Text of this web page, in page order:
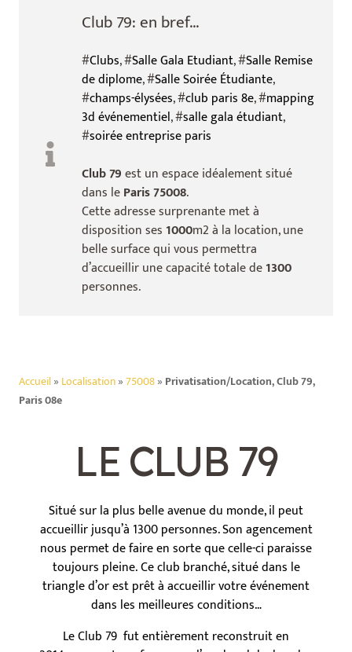
Club 79: en bref...
#Clubs, #Salle Gala Etudiant, #Salle Remise
de diplome, #Salle Soirée Étudiante,
#champs-élysées, #club paris 8e, #mapping
3d événementiel, #salle gala étudiant,
#soirée entreprise paris
Club 79est un espace idéalement situé
dans leParis 75008.
Cette adresse surprenante met à
disposition ses 1000m2 à la location, une
belle surface qui vous permettra
d’accueillir une capacité totale de1300
personnes.
Accueil» Localisation»75008» Privatisation/Location, Club 79,
Paris 08e
LE CLUB 79
Situé sur la plus belle avenue du monde, il peut
accueillir jusqu’à 1300 personnes. Son agencement
nous permet de faire en sorte que celle-ci paraisse
toujours pleine. Ce club branché, situé dans le
triangle d’or est prêt à accueillir votre événement
dans les meilleures conditions…
Le Club 79 fut entièrement reconstruit en